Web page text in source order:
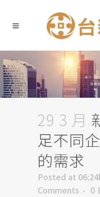
29 3 月
足不同
的需求
Posted at
Comments
0